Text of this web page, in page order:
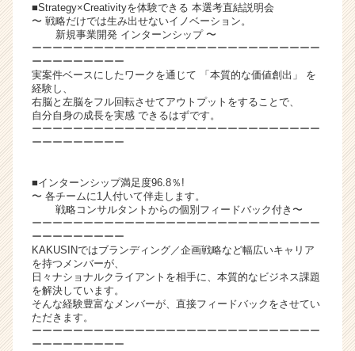
活
サ
イ
チ
キ
ャ
（C
h
e
e
C
a
e
■Strategy×Creativityを体験できる 本選考直結説明会
〜 戦略だけでは生み出せないイノベーション。
新規事業開発 インターンシップ 〜
ーーーーーーーーーーーーーーーーーーーーーーーーーーーー
ーーーーーーーーー
実案件ベースにしたワークを通じて 「本質的な価値創出」 を
経験し、
右脳と左脳をフル回転させてアウトプットをすることで、
自分自身の成長を実感 できるはずです。
ーーーーーーーーーーーーーーーーーーーーーーーーーーーー
ーーーーーーーーー
■インターンシップ満足度96.8％!
〜 各チームに1人付いて伴走します。
戦略コンサルタントからの個別フィードバック付き〜
ーーーーーーーーーーーーーーーーーーーーーーーーーーーー
ーーーーーーーーー
KAKUSINではブランディング／企画戦略など幅広いキャリア
を持つメンバーが、
日々ナショナルクライアントを相手に、本質的なビジネス課題
を解決しています。
そんな経験豊富なメンバーが、直接フィードバックをさせてい
ただきます。
ーーーーーーーーーーーーーーーーーーーーーーーーーーーー
ーーーーーーーーー